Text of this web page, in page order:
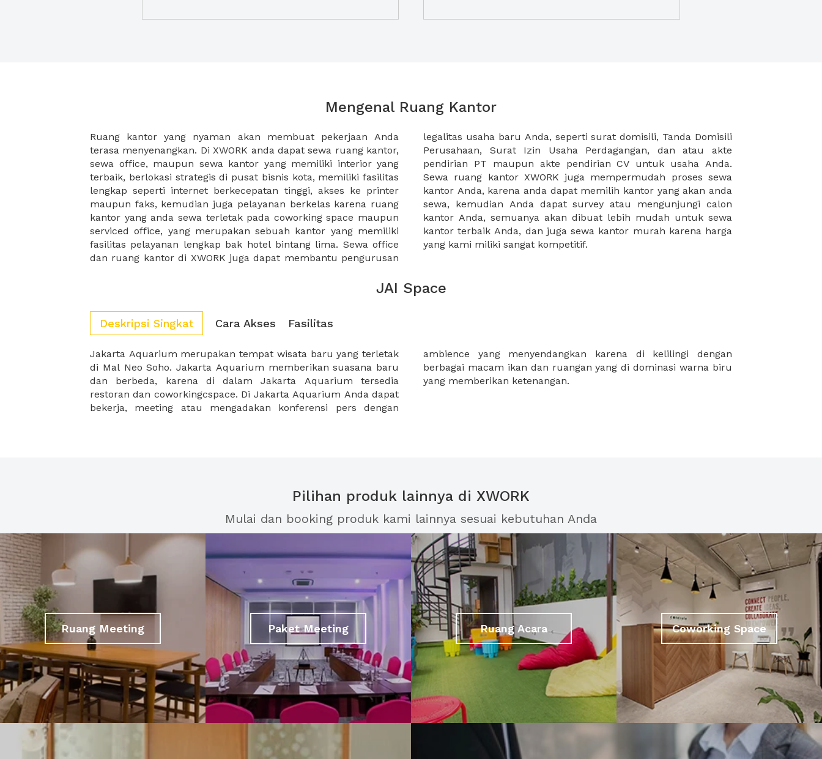
Mengenal Ruang Kantor
Ruang kantor yang nyaman akan membuat pekerjaan Anda
terasa menyenangkan. Di XWORK anda dapat sewa ruang kantor,
sewa office, maupun sewa kantor yang memiliki interior yang
terbaik, berlokasi strategis di pusat bisnis kota, memiliki fasilitas
lengkap seperti internet berkecepatan tinggi, akses ke printer
maupun faks, kemudian juga pelayanan berkelas karena ruang
kantor yang anda sewa terletak pada coworking space maupun
serviced office, yang merupakan sebuah kantor yang memiliki
fasilitas pelayanan lengkap bak hotel bintang lima. Sewa office
dan ruang kantor di XWORK juga dapat membantu pengurusan
legalitas usaha baru Anda, seperti surat domisili, Tanda Domisili
Perusahaan, Surat Izin Usaha Perdagangan, dan atau akte
pendirian PT maupun akte pendirian CV untuk usaha Anda.
Sewa ruang kantor XWORK juga mempermudah proses sewa
kantor Anda, karena anda dapat memilih kantor yang akan anda
sewa, kemudian Anda dapat survey atau mengunjungi calon
kantor Anda, semuanya akan dibuat lebih mudah untuk sewa
kantor terbaik Anda, dan juga sewa kantor murah karena harga
yang kami miliki sangat kompetitif.
JAI Space
Deskripsi Singkat Cara Akses Fasilitas
Jakarta Aquarium merupakan tempat wisata baru yang terletak
di Mal Neo Soho. Jakarta Aquarium memberikan suasana baru
dan berbeda, karena di dalam Jakarta Aquarium tersedia
restoran dan coworkingcspace. Di Jakarta Aquarium Anda dapat
bekerja, meeting atau mengadakan konferensi pers dengan
ambience yang menyendangkan karena di kelilingi dengan
berbagai macam ikan dan ruangan yang di dominasi warna biru
yang memberikan ketenangan.
Pilihan produk lainnya di XWORK
Mulai dan booking produk kami lainnya sesuai kebutuhan Anda
Ruang Meeting Paket Meeting Ruang Acara Coworking Space